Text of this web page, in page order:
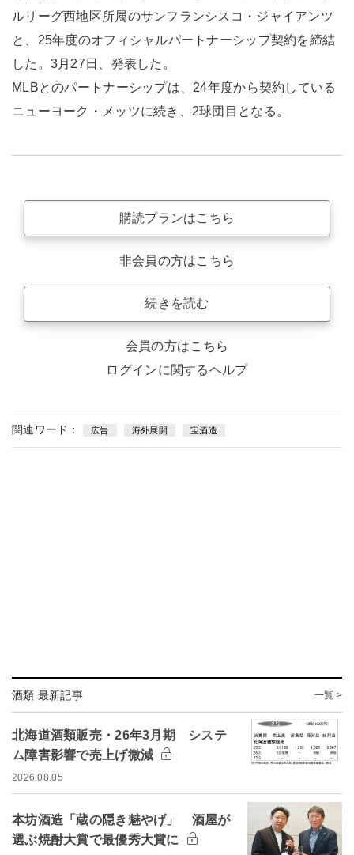
ルリーグ西地区所属のサンフランシスコ・ジャイアンツ
と、25年度のオフィシャルパートナーシップ契約を締結
した。3月27日、発表した。
MLBとのパートナーシップは、24年度から契約している
ニューヨーク・メッツに続き、2球団目となる。
購読プランはこちら
非会員の方はこちら
続きを読む
会員の方はこちら
ログインに関するヘルプ
関連ワード： 広告 海外展開 宝酒造
酒類 最新記事 一覧 >
北海道酒類販売・26年3月期 システ
ム障害影響で売上げ微減
2026.08.05
本坊酒造「蔵の隠き魅やげ」 酒屋が
選ぶ焼酎大賞で最優秀大賞に